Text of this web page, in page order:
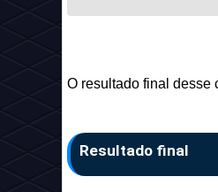
O resultado final desse
Resultado final